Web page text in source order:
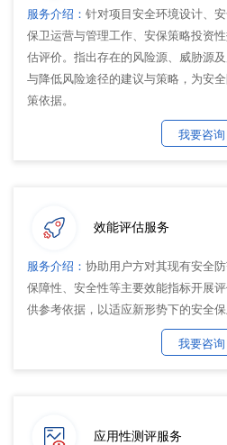
服务介绍： 针对项目安全环境设计、
保卫运营与管理工作、安保策略投资
估评价。指出存在的风险源、威胁源
与降低风险途径的建议与策略，为安
策依据。
我要咨询
效能评估服务
服务介绍： 协助用户方对其现有安全
保障性、安全性等主要效能指标开展
供参考依据，以适应新形势下的安全保
我要咨询
应用性测评服务